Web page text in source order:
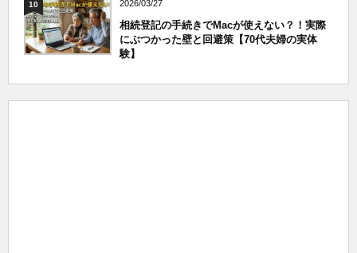
10 2026/03/27
相続登記の手続きでMacが使えない？！実際
にぶつかった壁と回避策【70代夫婦の実体
験】